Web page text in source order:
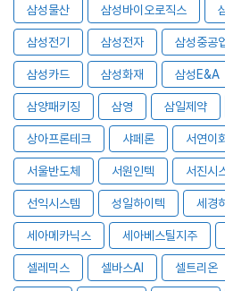
삼성물산 삼성바이오로직스
삼성전기 삼성전자 삼성중공
삼성카드 삼성화재 삼성E&A
삼양패키징 삼영 삼일제약
상아프론테크 샤페론 서연이
서울반도체 서원인텍 서진시
선익시스템 성일하이텍 세경
세아메카닉스 세아베스틸지주
셀레믹스 셀바스AI 셀트리온